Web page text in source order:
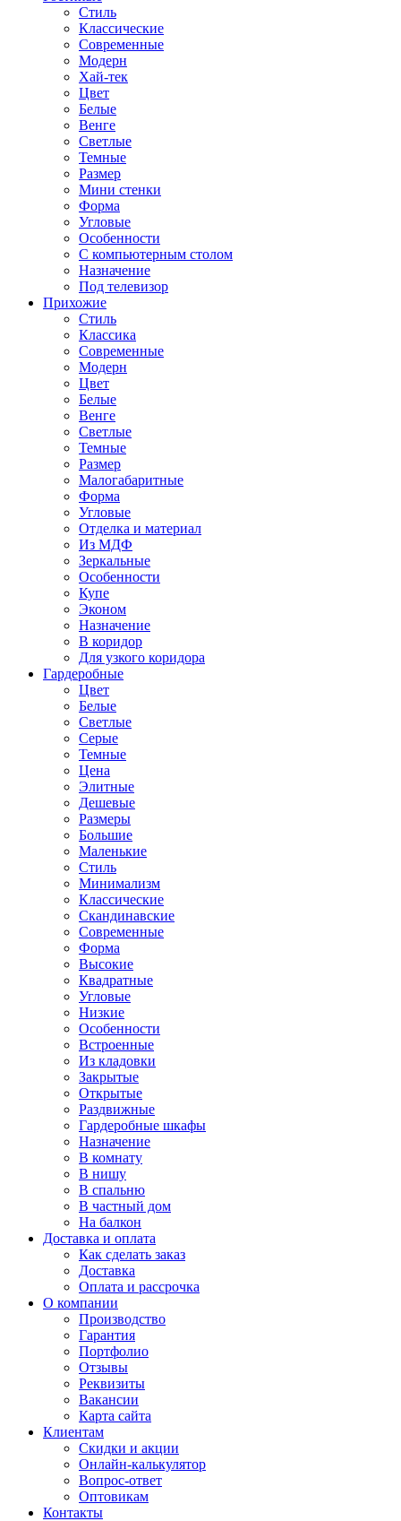
Стиль
Классические
Современные
Модерн
Хай-тек
Цвет
Белые
Венге
Светлые
Темные
Размер
Мини стенки
Форма
Угловые
Особенности
С компьютерным столом
Назначение
Под телевизор
Прихожие
Стиль
Классика
Современные
Модерн
Цвет
Белые
Венге
Светлые
Темные
Размер
Малогабаритные
Форма
Угловые
Отделка и материал
Из МДФ
Зеркальные
Особенности
Купе
Эконом
Назначение
В коридор
Для узкого коридора
Гардеробные
Цвет
Белые
Светлые
Серые
Темные
Цена
Элитные
Дешевые
Размеры
Большие
Маленькие
Стиль
Минимализм
Классические
Скандинавские
Современные
Форма
Высокие
Квадратные
Угловые
Низкие
Особенности
Встроенные
Из кладовки
Закрытые
Открытые
Раздвижные
Гардеробные шкафы
Назначение
В комнату
В нишу
В спальню
В частный дом
На балкон
Доставка и оплата
Как сделать заказ
Доставка
Оплата и рассрочка
О компании
Производство
Гарантия
Портфолио
Отзывы
Реквизиты
Вакансии
Карта сайта
Клиентам
Скидки и акции
Онлайн-калькулятор
Вопрос-ответ
Оптовикам
Контакты